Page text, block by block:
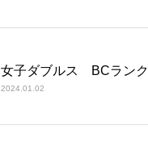
女子ダブルス BCランク
2024.01.02